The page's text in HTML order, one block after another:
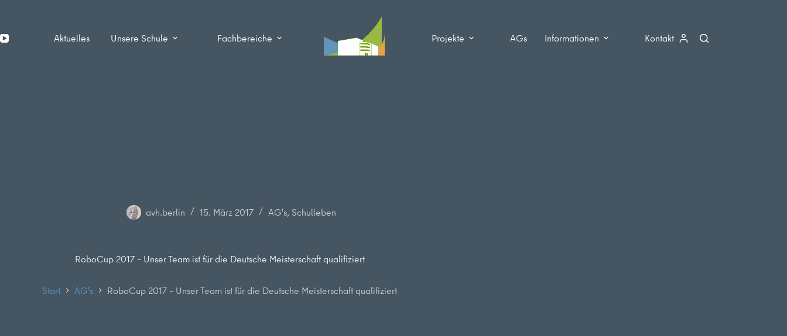
springen
Aktuelles Unsere Schule Fachbereiche Projekte AGs Informationen Kontakt
avh.berlin 15. März 2017 AG's, Schulleben
RoboCup 2017 – Unser Team ist für die Deutsche Meisterschaft qualifiziert
Start AG's RoboCup 2017 – Unser Team ist für die Deutsche Meisterschaft qualifiziert